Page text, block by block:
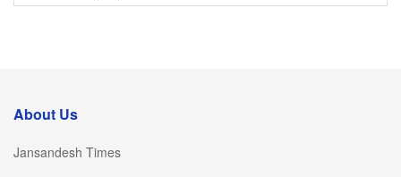
About Us
Jansandesh Times